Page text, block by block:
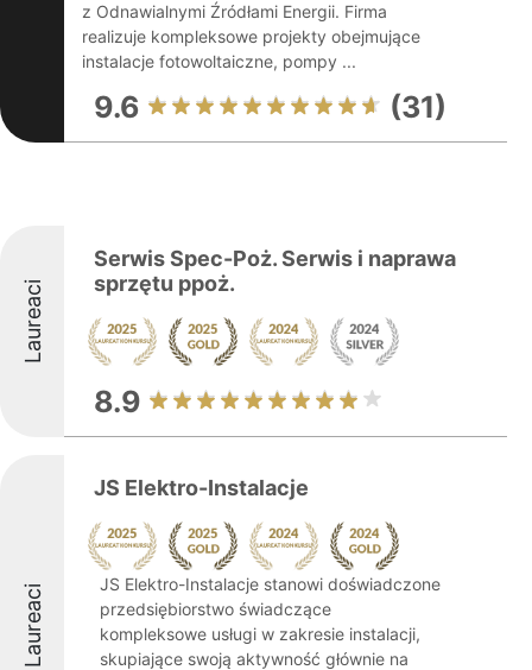
z Odnawialnymi Źródłami Energii. Firma
realizuje kompleksowe projekty obejmujące
instalacje fotowoltaiczne, pompy ...
9.6 (31)
Laureaci
Serwis Spec-Poż. Serwis i naprawa
sprzętu ppoż.
8.9
Laureaci
JS Elektro-Instalacje
JS Elektro-Instalacje stanowi doświadczone
przedsiębiorstwo świadczące
kompleksowe usługi w zakresie instalacji,
skupiające swoją aktywność głównie na